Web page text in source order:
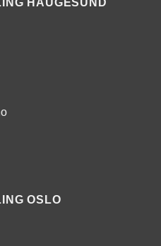
HAUGESUND
OSLO